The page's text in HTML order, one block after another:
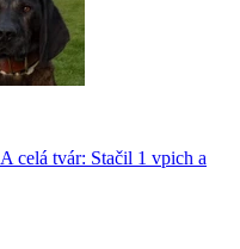
celá tvár: Stačil 1 vpich a